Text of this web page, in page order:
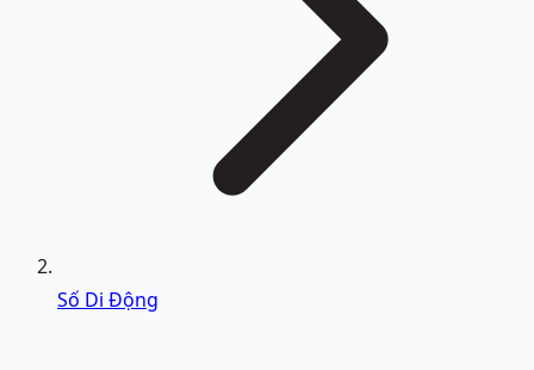
Số Di Động